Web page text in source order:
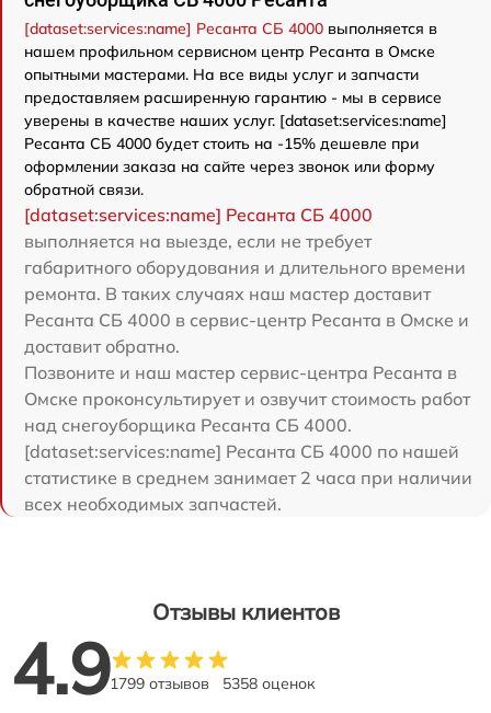
[dataset:services:name] Ресанта СБ 4000 выполняется в
нашем профильном сервисном центр Ресанта в Омске
опытными мастерами. На все виды услуг и запчасти
предоставляем расширенную гарантию - мы в сервисе
уверены в качестве наших услуг. [dataset:services:name]
Ресанта СБ 4000 будет стоить на -15% дешевле при
оформлении заказа на сайте через звонок или форму
обратной связи.
[dataset:services:name] Ресанта СБ 4000
выполняется на выезде, если не требует
габаритного оборудования и длительного времени
ремонта. В таких случаях наш мастер доставит
Ресанта СБ 4000 в сервис-центр Ресанта в Омске и
доставит обратно.
Позвоните и наш мастер сервис-центра Ресанта в
Омске проконсультирует и озвучит стоимость работ
над снегоуборщика Ресанта СБ 4000.
[dataset:services:name] Ресанта СБ 4000 по нашей
статистике в среднем занимает 2 часа при наличии
всех необходимых запчастей.
Отзывы клиентов
4.91799 отзывов 5358 оценок